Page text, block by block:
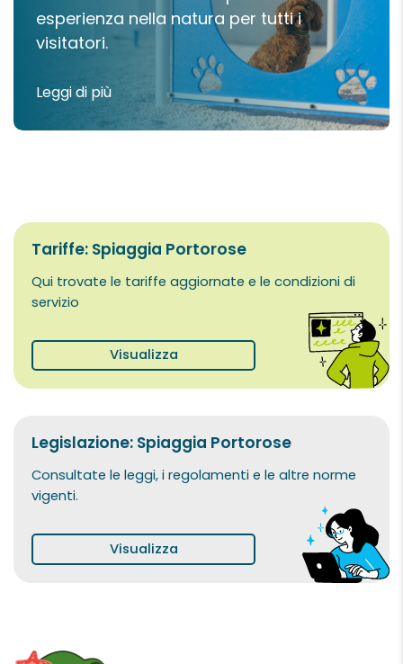
Tariffe: Spiaggia Portorose
Qui trovate le tariffe aggiornate e le condizioni di
servizio
Visualizza
Legislazione: Spiaggia Portorose
Consultate le leggi, i regolamenti e le altre norme
vigenti.
Visualizza